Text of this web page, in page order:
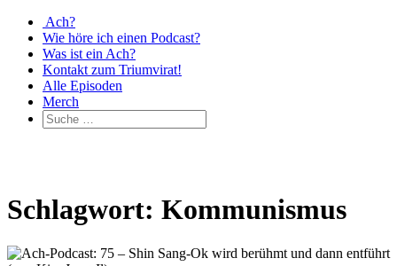
Ach?
Wie höre ich einen Podcast?
Was ist ein Ach?
Kontakt zum Triumvirat!
Alle Episoden
Merch
Schlagwort: Kommunismus